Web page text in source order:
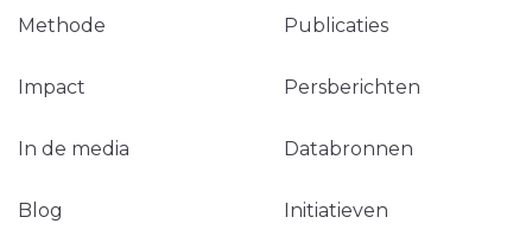
Methode Publicaties
Impact Persberichten
In de media Databronnen
Blog Initiatieven